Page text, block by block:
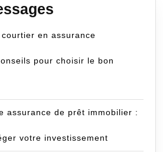
en assurance
pour choisir le bon
assurance de prêt immobilier :
votre investissement